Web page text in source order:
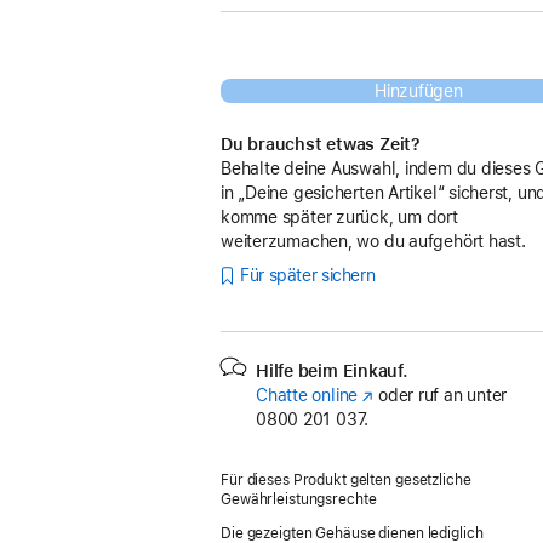
Hinzufügen
Du brauchst etwas Zeit?
Behalte deine Auswahl, indem du dieses
in „Deine gesicherten Artikel“ sicherst,
komme später zurück, um dort
weiterzumachen, wo du aufgehört hast.
Für später sichern
Hilfe beim Einkauf.
Chatte online (Öffnet
ein
oder ruf an unter
0800 201 037.
Für dieses Produkt gelten gesetzliche
Gewährleistungsrechte
Die gezeigten Gehäuse dienen lediglich